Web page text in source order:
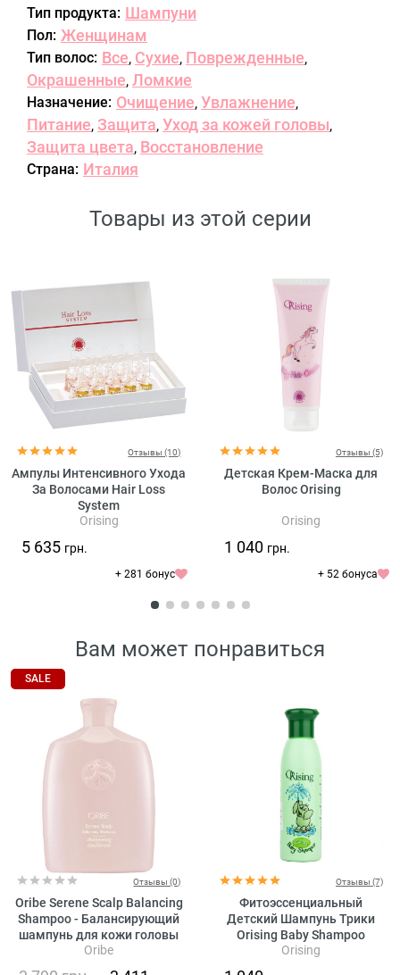
Тип продукта: Шампуни
Пол: Женщинам
Тип волос: Все, Сухие, Поврежденные,
Окрашенные, Ломкие
Назначение: Очищение, Увлажнение,
Питание, Защита, Уход за кожей головы,
Защита цвета, Восстановление
Страна: Италия
Товары из этой серии
Отзывы (10)
Ампулы Интенсивного Ухода
За Волосами Hair Loss
System
Orising
5 635 грн.
+ 281 бонус
Отзывы (5)
Детская Крем-Маска для
Волос Orising
Orising
1 040 грн.
+ 52 бонуса
Вам может понравиться
SALE
Отзывы (0)
Oribe Serene Scalp Balancing
Shampoo - Балансирующий
шампунь для кожи головы
«Истинная гармония»
Oribe
Отзывы (7)
Фитоэссенциальный
Детский Шампунь Трики
Orising Baby Shampoo
Orising